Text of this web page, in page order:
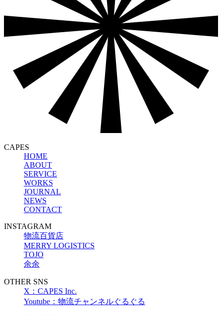
CAPES
HOME
ABOUT
SERVICE
WORKS
JOURNAL
NEWS
CONTACT
INSTAGRAM
物流百貨店
MERRY LOGISTICS
TOJO
余余
OTHER SNS
X：CAPES Inc.
Youtube：物流チャンネルぐるぐる